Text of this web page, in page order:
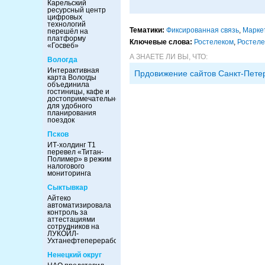
Карельский
ресурсный центр
цифровых
технологий
перешёл на
платформу
«Госвеб»
Вологда
Интерактивная
карта Вологды
объединила
гостиницы, кафе и
достопримечательности
для удобного
планирования
поездок
Псков
ИТ-холдинг Т1
перевел «Титан-
Полимер» в режим
налогового
мониторинга
Сыктывкар
Айтеко
автоматизировала
контроль за
аттестациями
сотрудников на
ЛУКОЙЛ-
Ухтанефтепереработка
Ненецкий округ
Тематики: Фиксированная связь,
Ключевые слова: Ростелеком,
А ЗНАЕТЕ ЛИ ВЫ, ЧТО:
Прдовижение сайтов Санкт-